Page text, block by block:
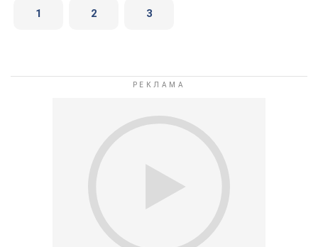
1 2 3